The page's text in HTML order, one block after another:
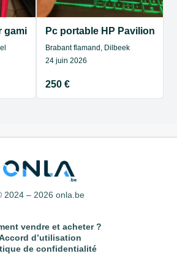
gaming AsusPc portable HP Pavilion
Brabant flamand, Dilbeek
24 juin 2026
250 €
2024 – 2026 onla.be
vendre et acheter ?
d’utilisation
de confidentialité